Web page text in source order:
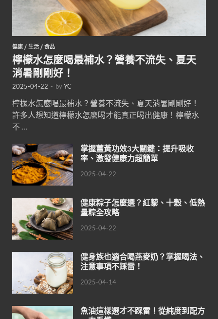
健康 / 生活 / 食品
檸檬水怎麼喝最補水？營養不流失、夏天
消暑剛剛好！
2025-04-22 - byYC
檸檬水怎麼喝最補水？營養不流失、夏天消暑剛剛好！
許多人想知道檸檬水怎麼喝才能真正喝出健康！檸檬水
不 …
掌握薑黃功效3大關鍵：提升吸收
率、激發健康力超簡單
2025-04-22
健康粽子怎麼選？紅藜、十穀、低熱
量粽全攻略
2025-04-22
健身族也適合喝燕麥奶？掌握喝法、
注意事項不踩雷！
2025-04-14
魚油這樣選才不踩雷！從純度到配方